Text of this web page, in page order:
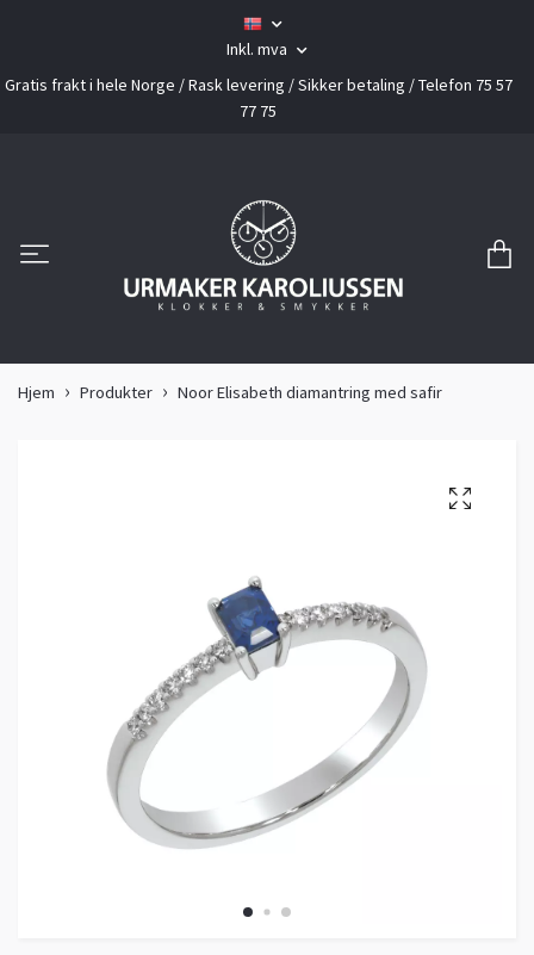
Inkl. mva
Gratis frakt i hele Norge / Rask levering / Sikker betaling / Telefon 75 57
77 75
Hjem Produkter Noor Elisabeth diamantring med safir